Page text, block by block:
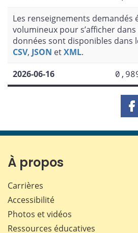
Les renseignements demandés
volumineux pour s’afficher dans
données sont disponibles dans
CSV, JSON etXML.
2026-06-16
À propos
Carrières
Accessibilité
Photos et vidéos
Ressources éducatives